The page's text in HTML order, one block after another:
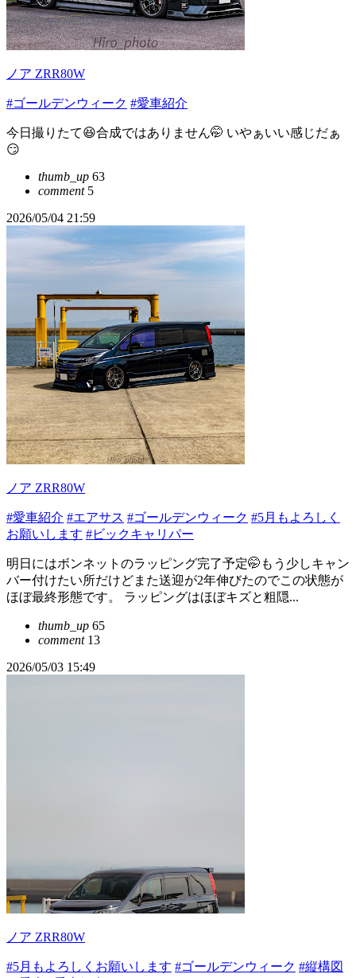
ノア ZRR80W
#ゴールデンウィーク #愛車紹介
今日撮りたて😆合成ではありません🤭 いやぁいい感じだぁ
😏
thumb_up 63
comment5
2026/05/04 21:59
ノア ZRR80W
#愛車紹介 #エアサス #ゴールデンウィーク #5月もよろしく
お願いします #ビックキャリパー
明日にはボンネットのラッピング完了予定🤭もう少しキャン
バー付けたい所だけどまた送迎が2年伸びたのでこの状態が
ほぼ最終形態です。 ラッピングはほぼキズと粗隠...
thumb_up 65
comment13
2026/05/03 15:49
ノア ZRR80W
#5月もよろしくお願いします #ゴールデンウィーク #縦構図